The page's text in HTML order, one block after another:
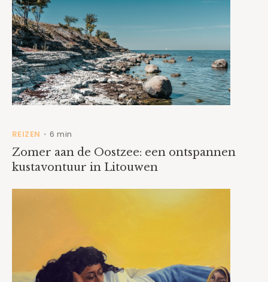
REIZEN •6 min
Zomer aan de Oostzee: een ontspannen
kustavontuur in Litouwen